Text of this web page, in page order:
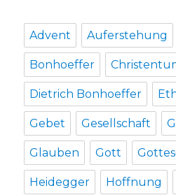
Gefahren
Luftverschmutzung,
Jaeger,
2019
Advent Auferstehung
Bonhoeffer
Dietrich Bonhoeffer
Gebet Gesellschaft
Glauben Gott
Heidegger Hoffnung